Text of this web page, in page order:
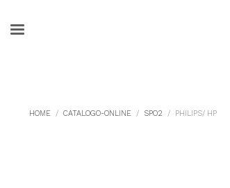
HOME CATALOGO-ONLINE SPO2 PHILIPS/ HP